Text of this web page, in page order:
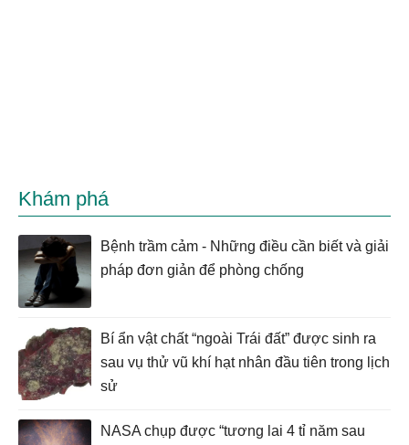
Khám phá
Bệnh trầm cảm - Những điều cần biết và giải
pháp đơn giản để phòng chống
Bí ẩn vật chất “ngoài Trái đất” được sinh ra
sau vụ thử vũ khí hạt nhân đầu tiên trong lịch
sử
NASA chụp được “tương lai 4 tỉ năm sau